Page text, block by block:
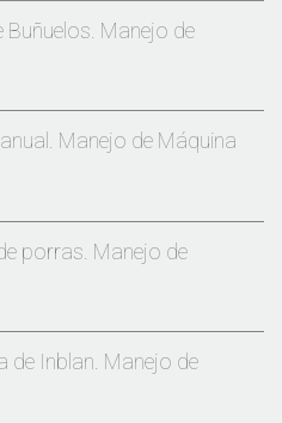
Buñuelos. Manejo de
Manejo de Máquina
porras. Manejo de
de Inblan. Manejo de